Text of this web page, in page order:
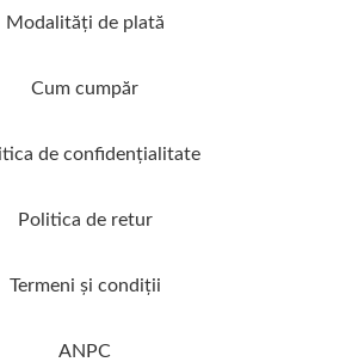
Modalităţi de plată
Cum cumpăr
de confidenţialitate
Politica de retur
Termeni şi condiţii
ANPC